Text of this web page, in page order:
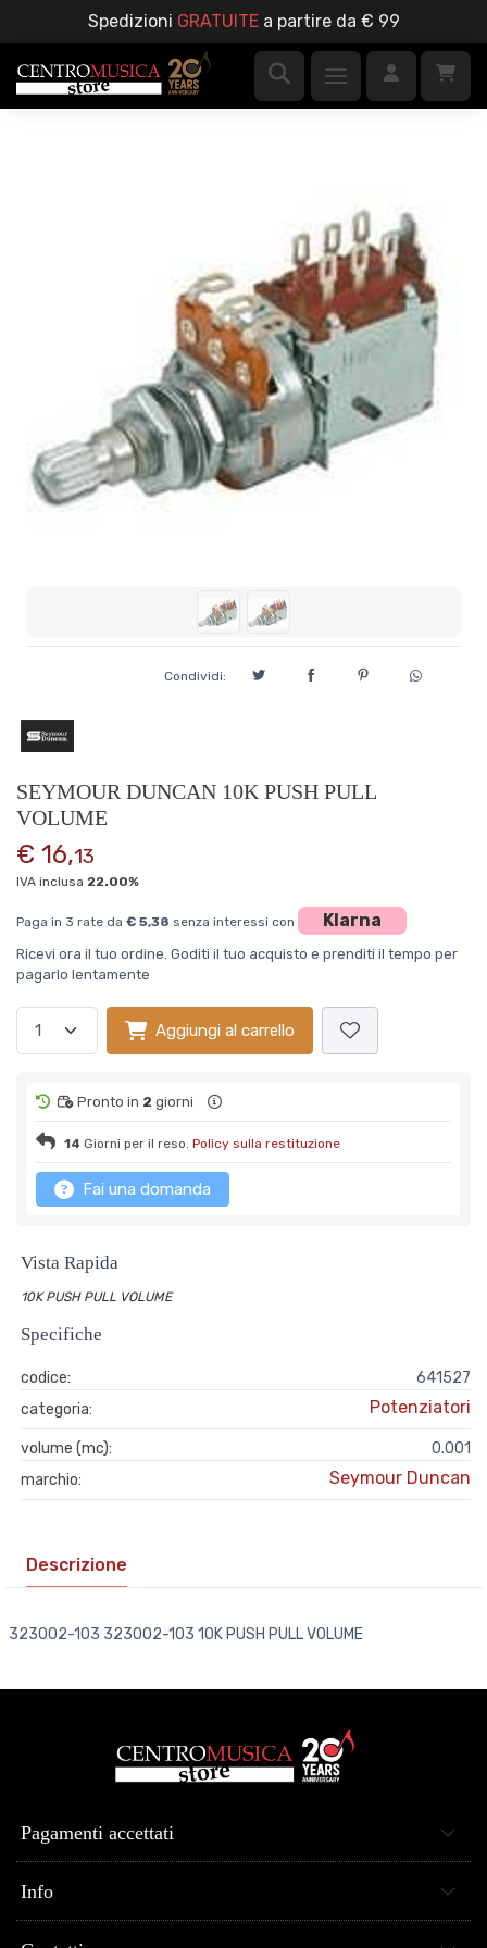
Spedizioni GRATUITEa partire da € 99
Condividi:
SEYMOUR DUNCAN 10K PUSH PULL
VOLUME
€ 16,13
IVA inclusa 22.00%
Paga in 3 rate da € 5,38 senza interessi con Klarna
Ricevi ora il tuo ordine. Goditi il tuo acquisto e prenditi il tempo per
pagarlo lentamente
Aggiungi al carrello
Pronto in 2 giorni
14 Giorni per il reso. Policy sulla restituzione
Fai una domanda
Vista Rapida
10K PUSH PULL VOLUME
Specifiche
codice:
641527
categoria:
Potenziatori
volume (mc):
0.001
marchio:
Seymour Duncan
Descrizione
323002-103 323002-103 10K PUSH PULL VOLUME
Pagamenti accettati
Info